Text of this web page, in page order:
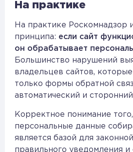
На практике
На практике Роскомнадзор
принципа: если сайт
он обрабатывает
Большинство нарушений
владельцев сайтов,
только формы обратной
автоматический и
Корректное понимание
персональные данные
является базой для
правильного уведомления